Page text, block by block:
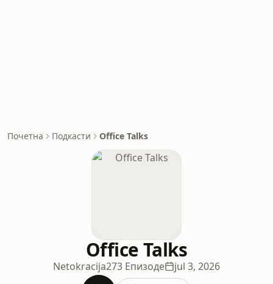
Почетна Подкасти Office Talks
Office Talks
Netokracija273 Епизоде jul 3, 2026